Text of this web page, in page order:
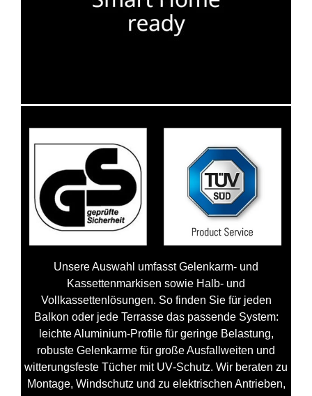
Unsere Auswahl umfasst Gelenkarm‑ und
Kassettenmarkisen sowie Halb- und
Vollkassettenlösungen. So finden Sie für jeden
Balkon oder jede Terrasse das passende System:
leichte Aluminium‑Profile für geringe Belastung,
robuste Gelenkarme für große Ausfallweiten und
witterungsfeste Tücher mit UV‑Schutz. Wir beraten zu
Montage, Windschutz und zu elektrischen Antrieben,